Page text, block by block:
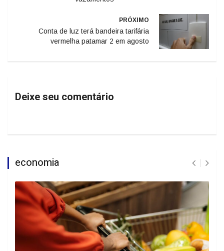
PRÓXIMO
Conta de luz terá bandeira tarifária
vermelha patamar 2 em agosto
Deixe seu comentário
economia